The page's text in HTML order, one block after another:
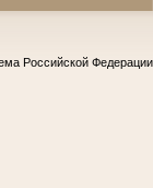
Российской